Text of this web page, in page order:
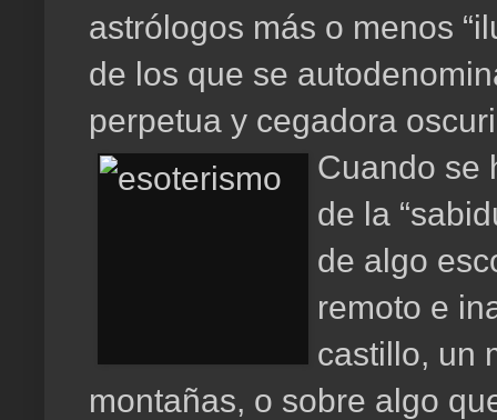
astrólogos más o menos
de los que se
perpetua y cegadora
Cuando se
de la
de algo
remoto e
castillo, un
montañas, o sobre algo